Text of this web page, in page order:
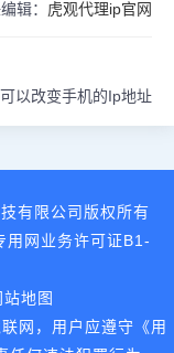
辑： 虎观代理ip官网
以改变手机的Ip地址
有限公司版权所有
用网业务许可证B1-
站地图
网，用户应遵守《用